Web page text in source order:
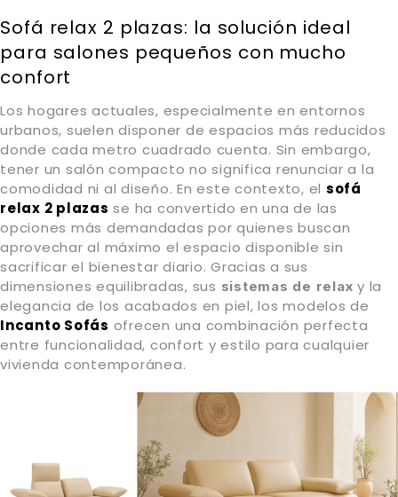
Sofá relax 2 plazas: la solución ideal
para salones pequeños con mucho
confort
Los hogares actuales, especialmente en entornos
urbanos, suelen disponer de espacios más reducidos
donde cada metro cuadrado cuenta. Sin embargo,
tener un salón compacto no significa renunciar a la
comodidad ni al diseño. En este contexto, el sofá
relax 2 plazas se ha convertido en una de las
opciones más demandadas por quienes buscan
aprovechar al máximo el espacio disponible sin
sacrificar el bienestar diario. Gracias a sus
dimensiones equilibradas, sus sistemas de relax y la
elegancia de los acabados en piel, los modelos de
Incanto Sofás ofrecen una combinación perfecta
entre funcionalidad, confort y estilo para cualquier
vivienda contemporánea.